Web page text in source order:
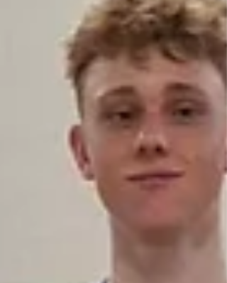
3 x 1000m Staffel - Männer 🥉 Platz TLV -
8:59,29 min SB* Besetzung: Aimen
Fabian Konrad - Tim Nuding 3 x 1000m
Staffel -Männer 4. Platz TLV - 9:13,07 min SB*
Besetzung: Illia Artamonov - Daniel Erhardt -
Pascal Deusch 3